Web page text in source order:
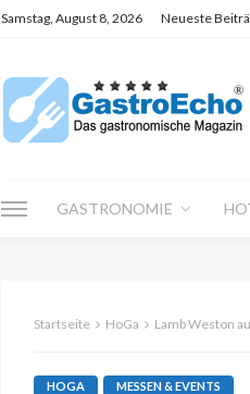
Samstag, August 8, 2026 Neueste
GASTRONOMIE
Startseite HoGa Lamb Weston
HOGA MESSEN & EVENTS